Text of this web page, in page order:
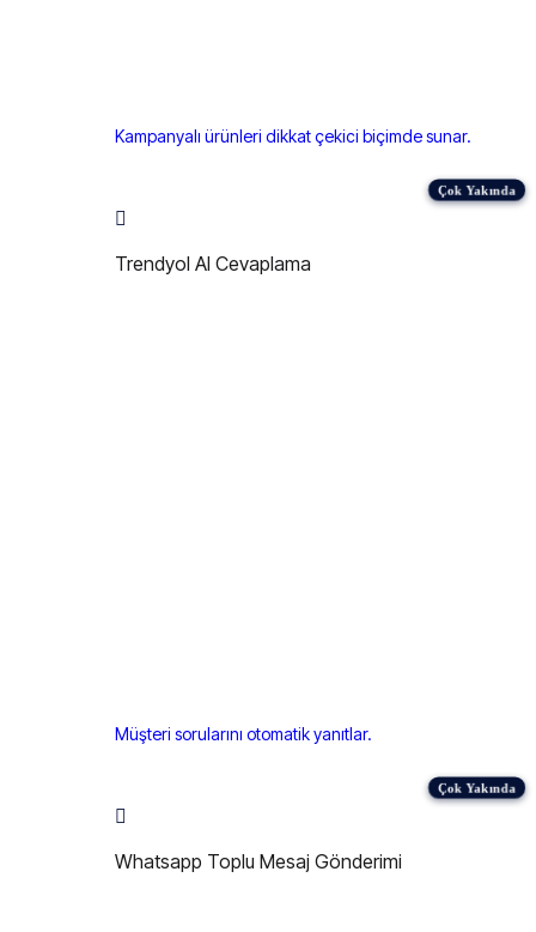
Kampanyalı ürünleri dikkat çekici biçimde sunar.
Trendyol AI Cevaplama
Müşteri sorularını otomatik yanıtlar.
Whatsapp Toplu Mesaj Gönderimi